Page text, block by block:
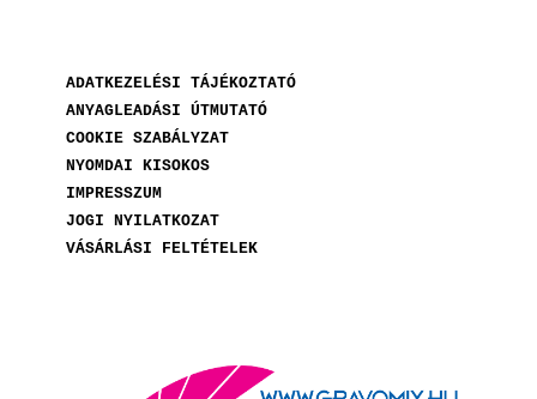
ADATKEZELÉSI TÁJÉKOZTATÓ
ANYAGLEADÁSI ÚTMUTATÓ
COOKIE SZABÁLYZAT
NYOMDAI KISOKOS
IMPRESSZUM
JOGI NYILATKOZAT
VÁSÁRLÁSI FELTÉTELEK